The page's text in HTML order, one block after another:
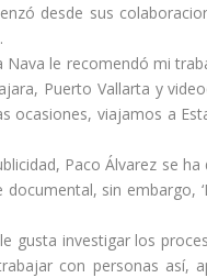
desde sus
Nava le recomendó mi
Puerto Vallarta y
ocasiones, viajamos a
Paco Álvarez se
sin embargo,
gusta investigar los
con personas así,